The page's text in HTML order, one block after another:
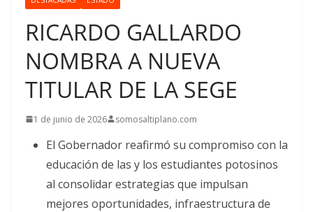
RICARDO GALLARDO
NOMBRA A NUEVA
TITULAR DE LA SEGE
1 de junio de 2026 somosaltiplano.com
El Gobernador reafirmó su compromiso con la
educación de las y los estudiantes potosinos
al consolidar estrategias que impulsan
mejores oportunidades, infraestructura de